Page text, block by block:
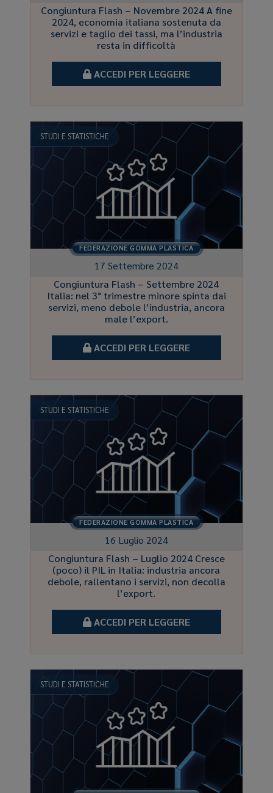
Congiuntura Flash – Novembre 2024 A fine
2024, economia italiana sostenuta da
servizi e taglio dei tassi, ma l’industria
resta in difficoltà
ACCEDI PER LEGGERE
STUDI E STATISTICHE
FEDERAZIONE GOMMA PLASTICA
17 Settembre 2024
Congiuntura Flash – Settembre 2024
Italia: nel 3° trimestre minore spinta dai
servizi, meno debole l’industria, ancora
male l’export.
ACCEDI PER LEGGERE
STUDI E STATISTICHE
FEDERAZIONE GOMMA PLASTICA
16 Luglio 2024
Congiuntura Flash – Luglio 2024 Cresce
(poco) il PIL in Italia: industria ancora
debole, rallentano i servizi, non decolla
l’export.
ACCEDI PER LEGGERE
STUDI E STATISTICHE